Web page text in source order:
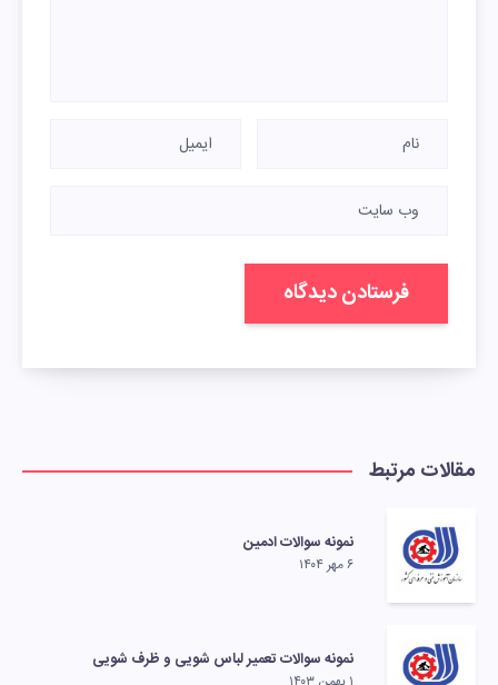
مقالات مرتبط
نمونه سوالات ادمین
۶ مهر ۱۴۰۴
نمونه سوالات تعمیر لباس شویی و ظرف شویی